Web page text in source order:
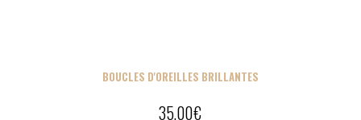
BOUCLES D'OREILLES BRILLANTES
35,00€